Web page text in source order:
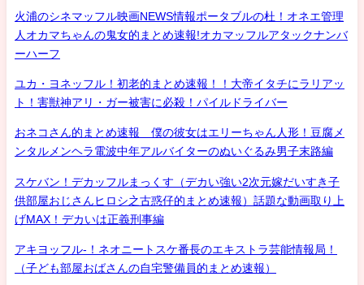
火浦のシネマッフル映画NEWS情報ポータブルの杜！オネエ管理
人オカマちゃんの鬼女的まとめ速報!オカマッフルアタックナンバ
ーハーフ
ユカ・ヨネッフル！初老的まとめ速報！！大帝イタチにラリアッ
ト！害獣神アリ・ガー被害に必殺！パイルドライバー
おネコさん的まとめ速報 僕の彼女はエリーちゃん人形！豆腐メ
ンタルメンヘラ電波中年アルバイターのぬいぐるみ男子末路編
スケバン！デカッフルまっくす（デカい強い2次元嫁だいすき子
供部屋おじさんヒロシ之古惑仔的まとめ速報）話題な動画取り上
げMAX！デカいは正義刑事編
アキヨッフル-！ネオニートスケ番長のエキストラ芸能情報局！
（子ども部屋おばさんの自宅警備員的まとめ速報）